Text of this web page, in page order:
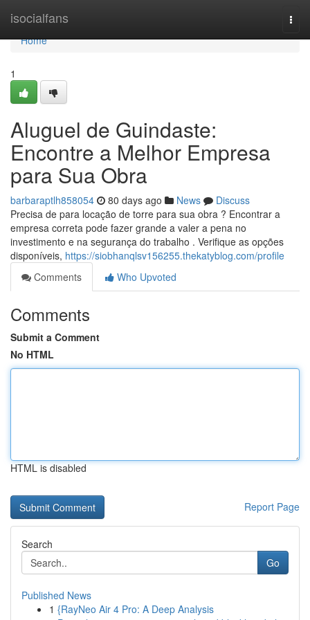
isocialfans
Home
Home
1
Aluguel de Guindaste:
Encontre a Melhor Empresa
para Sua Obra
barbaraptlh858054 80 days ago News
Discuss
Precisa de para locação de torre para sua obra ? Encontrar a
empresa correta pode fazer grande a valer a pena no
investimento e na segurança do trabalho . Verifique as opções
disponíveis, https://siobhanqlsv156255.thekatyblog.com/profile
Comments
Who Upvoted
Comments
Submit a Comment
No HTML
HTML is disabled
Report Page
Search
Go
Published News
1 {RayNeo Air 4 Pro: A Deep Analysis